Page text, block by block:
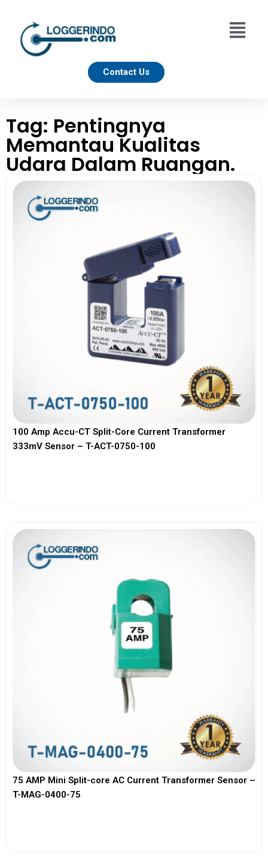
Contact Us
Tag: Pentingnya
Memantau Kualitas
Udara Dalam Ruangan.
100 Amp Accu-CT Split-Core Current Transformer
333mV Sensor – T-ACT-0750-100
75 AMP Mini Split-core AC Current Transformer Sensor –
T-MAG-0400-75